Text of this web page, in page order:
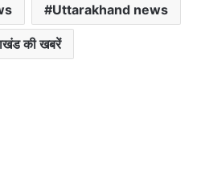
Uttarakhand news
की खबरें